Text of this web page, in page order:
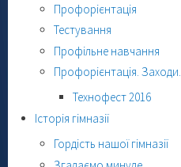
Профорієнтація
Тестування
Профільне навчання
Профорієнтація. Заходи.
Технофест 2016
Історія гімназії
Гордість нашої гімназії